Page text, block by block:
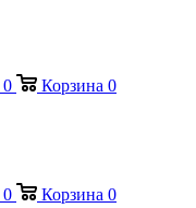
0 Корзина 0
0 Корзина 0